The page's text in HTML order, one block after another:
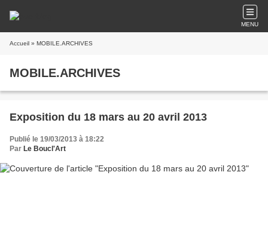
MENU
Accueil » MOBILE.ARCHIVES
MOBILE.ARCHIVES
Exposition du 18 mars au 20 avril 2013
Publié le 19/03/2013 à 18:22
Par Le Boucl'Art